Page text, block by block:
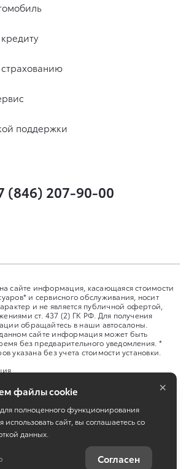
страхованию
поддержки
(846) 207-90-00
сайте информация, касающаяся стоимости
и сервисного обслуживания, носит
и не является публичной офертой,
ст. 437 (2) ГК РФ. Для получения
обращайтесь в наши автосалоны.
сайте информация может быть
без предварительного уведомления. *
указана без учета стоимости установки.
файлы cookie
полноценного функционирования
сайт, вы соглашаетесь со
данных.
Согласен
×